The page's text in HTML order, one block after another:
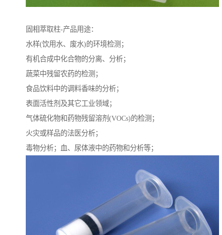
固相萃取柱-产品用途：
水样(饮用水、废水)的环境检测；
有机合成中化合物的分离、分析；
蔬菜中残留农药的检测；
食品饮料中的调料香味的分析；
表面活性剂及其它工业领域；
气体硫化物和药物残留溶剂(VOCs)的检测；
火灾或样品的法医分析；
毒物分析；血、尿体液中的药物和分析等；